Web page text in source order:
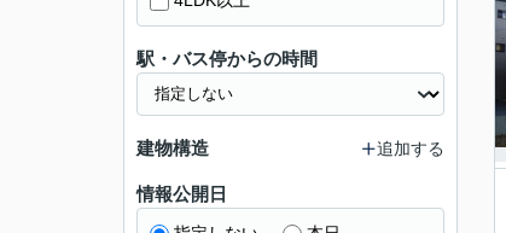
駅・バス停からの時間
建物構造 追加する
情報公開日